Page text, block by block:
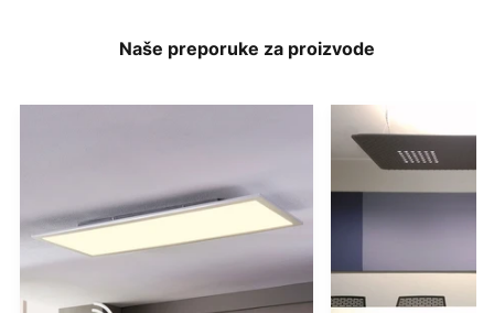
Naše preporuke za proizvode